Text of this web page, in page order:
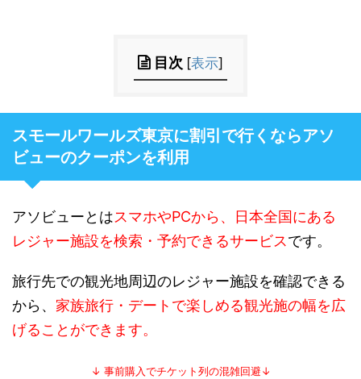
目次 [表示]
スモールワールズ東京に割引で行くならアソ
ビューのクーポンを利用
アソビューとはスマホやPCから、日本全国にある
レジャー施設を検索・予約できるサービスです。
旅行先での観光地周辺のレジャー施設を確認できる
から、 家族旅行・デートで楽しめる観光施の幅を広
げることができます。
↓ 事前購入でチケット列の混雑回避↓